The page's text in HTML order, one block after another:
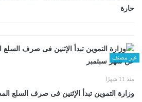
حارة
غير مصنف
منذ 11 شهرًا
وزارة التموين تبدأ الإثنين فى صرف السلع